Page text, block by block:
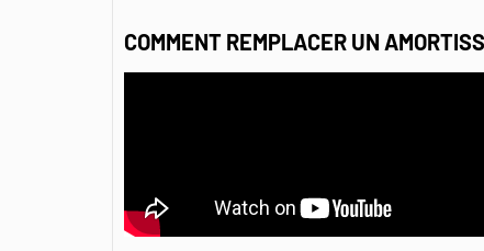
COMMENT REMPLACER UN